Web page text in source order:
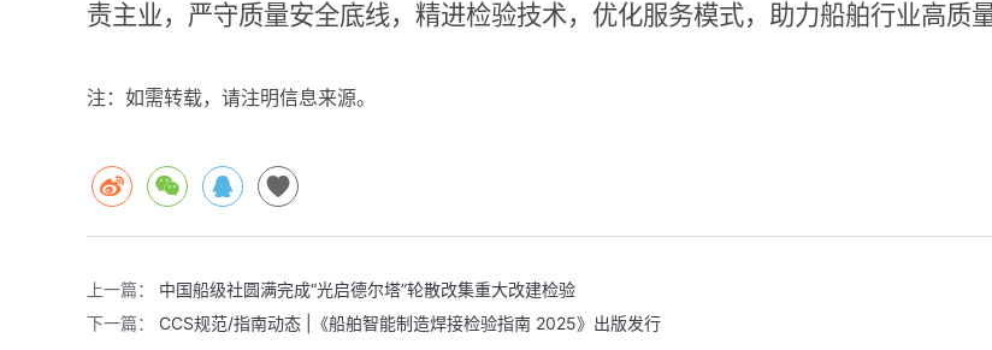
责主业，严守质量安全底线，精进检验技术，优化服务模式，助力船舶行业高质
注：如需转载，请注明信息来源。
上一篇：
中国船级社圆满完成“光启德尔塔”轮散改集重大改建检验
下一篇：
CCS规范/指南动态 |《船舶智能制造焊接检验指南 2025》出版发行